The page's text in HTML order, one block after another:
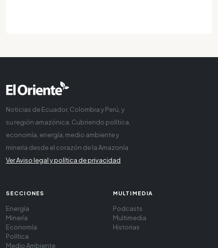
Noticias de Ecuador, Colombia y Perú, y
su región amazónica. Cubriendo política,
economía, energía, medio ambiente y
minería desde el corazón de la Amazonía
Ver Aviso legal y política de privacidad
SECCIONES
Energía
Minería
Economía
Política
Medio Ambiente
MULTIMEDIA
Podcasts
Multimedia
Historias